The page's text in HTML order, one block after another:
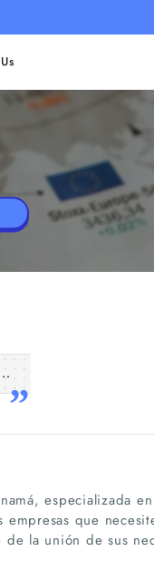
especializada
que
la unión de sus